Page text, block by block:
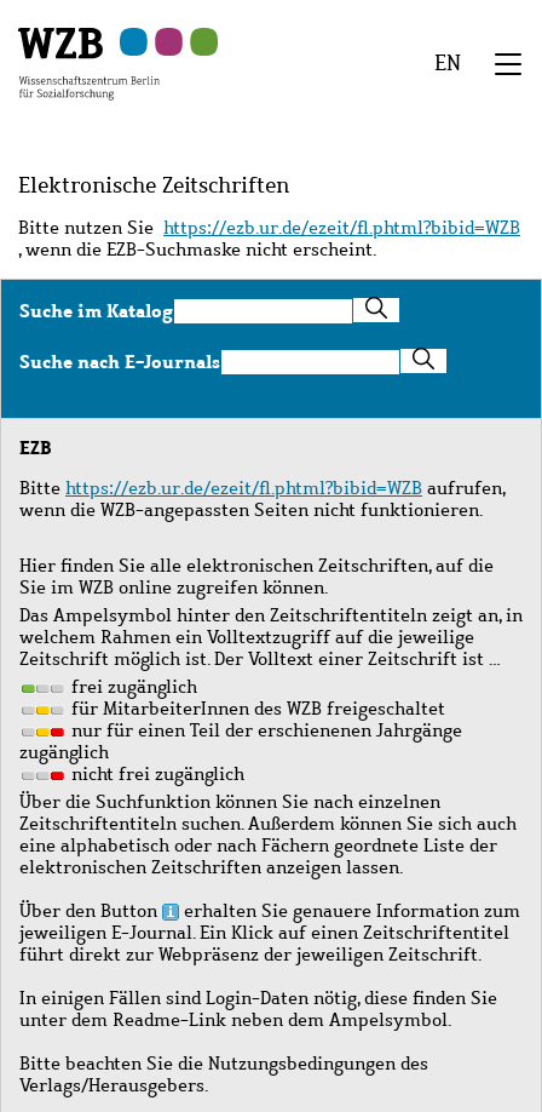
Hauptinhalt
springen
Navigation
springen
Suche
springen
Sekundärnavigation
springen
Fußzeile
springen
EN
Elektronische Zeitschriften
Bitte nutzen Sie https://ezb.ur.de/ezeit/fl.phtml?bibid=WZB
, wenn die EZB-Suchmaske nicht erscheint.
Suche im KatalogSuche
im
Katalog
Suche nach E-JournalsSuche
nach
Journals
EZB
Bitte https://ezb.ur.de/ezeit/fl.phtml?bibid=WZB aufrufen,
wenn die WZB-angepassten Seiten nicht funktionieren.
Hier finden Sie alle elektronischen Zeitschriften, auf die
Sie im WZB online zugreifen können.
Das Ampelsymbol hinter den Zeitschriftentiteln zeigt an, in
welchem Rahmen ein Volltextzugriff auf die jeweilige
Zeitschrift möglich ist. Der Volltext einer Zeitschrift ist …
frei zugänglich
für MitarbeiterInnen des WZB freigeschaltet
nur für einen Teil der erschienenen Jahrgänge
zugänglich
nicht frei zugänglich
Über die Suchfunktion können Sie nach einzelnen
Zeitschriftentiteln suchen. Außerdem können Sie sich auch
eine alphabetisch oder nach Fächern geordnete Liste der
elektronischen Zeitschriften anzeigen lassen.
Über den Button
erhalten Sie genauere Information zum
jeweiligen E-Journal. Ein Klick auf einen Zeitschriftentitel
führt direkt zur Webpräsenz der jeweiligen Zeitschrift.
In einigen Fällen sind Login-Daten nötig, diese finden Sie
unter dem Readme-Link neben dem Ampelsymbol.
Bitte beachten Sie die Nutzungsbedingungen des
Verlags/Herausgebers.